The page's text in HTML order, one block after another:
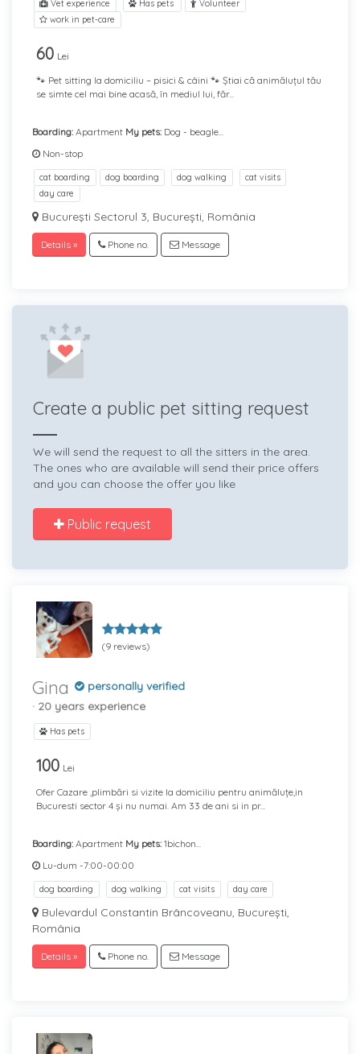
Vet experience Has pets
Volunteer
work in pet-care
60 Lei
🐾 Pet sitting la domiciliu – pisici & câini 🐾 Știai că animăluțul tău
se simte cel mai bine acasă, în mediul lui, făr...
Boarding: Apartment My pets: Dog - beagle...
Non-stop
cat boarding dog boarding dog walking
cat visits
day care
Bucureşti Sectorul 3, București, România
Details » Phone no. Message
Create a public pet sitting request
We will send the request to all the sitters in the area.
The ones who are available will send their price offers
and you can choose the offer you like
Public request
(9 reviews)
Gina
personally verified
· 20 years experience
Has pets
100 Lei
Ofer Cazare ,plimbări si vizite la domiciliu pentru animăluțe,in
Bucuresti sector 4 și nu numai. Am 33 de ani si in pr...
Boarding: Apartment My pets: 1bichon...
Lu-dum -7:00-00:00
dog boarding dog walking cat visits day care
Bulevardul Constantin Brâncoveanu, București,
România
Details » Phone no. Message